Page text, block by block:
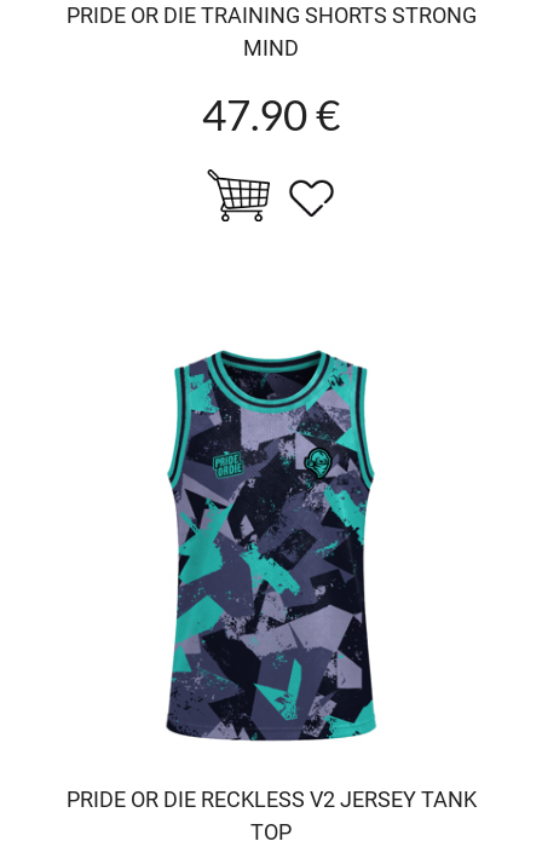
PRIDE OR DIE TRAINING SHORTS STRONG
MIND
47.90 €
PRIDE OR DIE RECKLESS V2 JERSEY TANK
TOP